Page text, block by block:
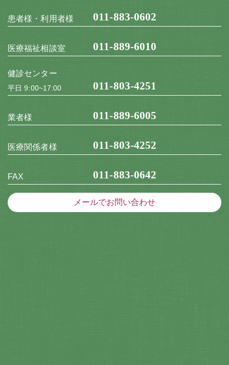
患者様・利用者様 011-883-0602
医療福祉相談室 011-889-6010
健診センター
平日 9:00~17:00 011-803-4251
業者様 011-889-6005
医療関係者様 011-803-4252
FAX 011-883-0642
メールでお問い合わせ